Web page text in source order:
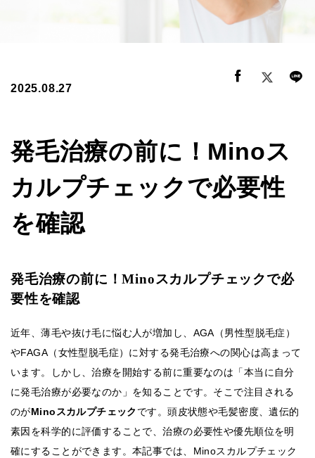
2025.08.27
発毛治療の前に！Minoス
カルプチェックで必要性
を確認
発毛治療の前に！Minoスカルプチェックで必
要性を確認
近年、薄毛や抜け毛に悩む人が増加し、AGA（男性型脱毛症）
やFAGA（女性型脱毛症）に対する発毛治療への関心は高まって
います。しかし、治療を開始する前に重要なのは「本当に自分
に発毛治療が必要なのか」を知ることです。そこで注目される
のがMinoスカルプチェック です。頭皮状態や毛髪密度、遺伝的
素因を科学的に評価することで、治療の必要性や優先順位を明
確にすることができます。本記事では、Minoスカルプチェック